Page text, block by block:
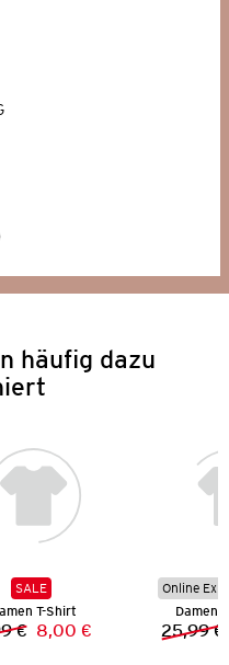
häufig dazu
SALE
T-Shirt
Vorheriger Preis:
€ Neuer Preis:
8,00 €
Online
Damen
25,99 €